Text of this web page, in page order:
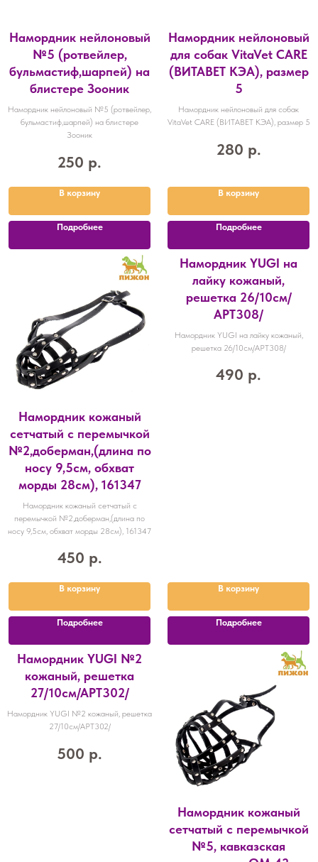
Намордник нейлоновый
№5 (ротвейлер,
бульмастиф,шарпей) на
блистере Зооник
Намордник нейлоновый №5 (ротвейлер,
бульмастиф,шарпей) на блистере
Зооник
250 р.
В корзину
Подробнее
Намордник нейлоновый
для собак VitaVet CARE
(ВИТАВЕТ КЭА), размер
5
Намордник нейлоновый для собак
VitaVet CARE (ВИТАВЕТ КЭА), размер 5
280 р.
В корзину
Подробнее
Намордник кожаный
сетчатый с перемычкой
№2,доберман,(длина по
носу 9,5см, обхват
морды 28см), 161347
Намордник кожаный сетчатый с
перемычкой №2,доберман,(длина по
носу 9,5см, обхват морды 28см), 161347
450 р.
В корзину
Подробнее
Намордник YUGI на
лайку кожаный,
решетка 26/10см/
АРТ308/
Намордник YUGI на лайку кожаный,
решетка 26/10см/АРТ308/
490 р.
В корзину
Подробнее
Намордник YUGI №2
кожаный, решетка
27/10см/АРТ302/
Намордник YUGI №2 кожаный, решетка
27/10см/АРТ302/
500 р.
Намордник кожаный
сетчатый с перемычкой
№5, кавказская